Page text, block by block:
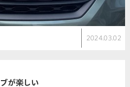
2024.03.02
が楽しい